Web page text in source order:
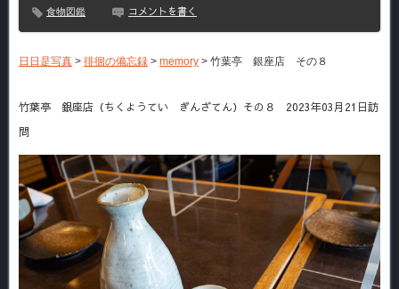
食物図鑑
コメントを書く
日日是写真 > 徘徊の備忘録 > memory > 竹葉亭 銀座店 その８
竹葉亭 銀座店（ちくようてい ぎんざてん）その８ 2023年03月21日訪
問